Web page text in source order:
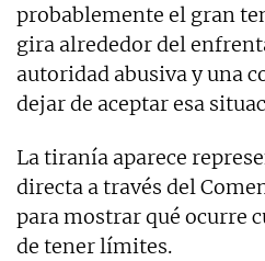
probablemente el gran
gira alrededor del
autoridad abusiva y una
dejar de aceptar esa
La tiranía aparece
directa a través del
para mostrar qué ocurre
de tener límites.